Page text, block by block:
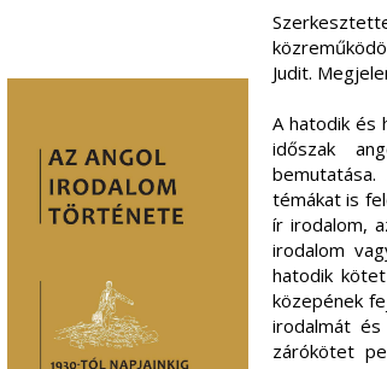
Judit.
A hatodik és
időszak
témákat is
ír irodalom,
irodalom
hatodik
közepének
irodalmát
zárókötet